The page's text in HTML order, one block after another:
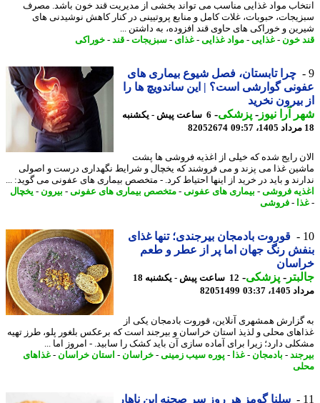
مواد غذایی مناسب می تواند بخشی از مدیریت قند خون باشد. مصرف
حبوبات، غلات کامل و منابع پروتیینی در کنار کاهش نوشیدنی های
و خوراکی های حاوی قند افزوده، به داشتن ...
خون-غذایی- مواد غذایی- غذای- سبزیجات-قند -خوراکی
چرا تابستان، فصل شیوع بیماری های
گوارشی است؟ | این ساندویچ ها را
نخرید
آرا نیوز-پزشکی-
6 ساعت پیش - یکشنبه
82052674
رایج شده که خیلی از اغذیه فروشی ها پشت
غذا می پزند و می فروشند که یخچال و شرایط نگهداری درست و اصولی
و باید در خرید از اینها احتیاط کرد. - متخصص بیماری های عفونی می گوید: ...
فروشی-بیماری های عفونی-متخصص بیماری های عفونی-بیرون-یخچال
-فروشی
قوروت بادمجان بیرجندی؛ تنها غذای
رنگ جهان اما پر از عطر و طعم
-پزشکی-
12 ساعت پیش - یکشنبه 18
03:37
82051499
همشهری آنلاین، قوروت بادمجان یکی از
محلی و لذیذ استان خراسان و بیرجند است که برعکس بلغور پلو، طرز تهیه
دارد؛ زیرا برای آماده سازی آن باید کشک را سابید. - امروز اما ...
-بادمجان-غذا-پوره سیب زمینی-خراسان-استان خراسان-غذاهای
سلنا گومز هر روز سر صحنه این ناهار